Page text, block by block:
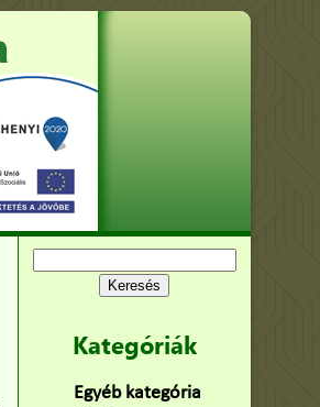
Kategóriák
Egyéb kategória